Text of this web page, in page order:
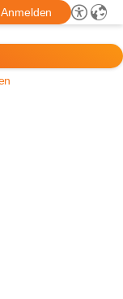
Anmelden